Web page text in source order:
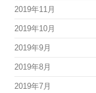
2019年11月
2019年10月
2019年9月
2019年8月
2019年7月